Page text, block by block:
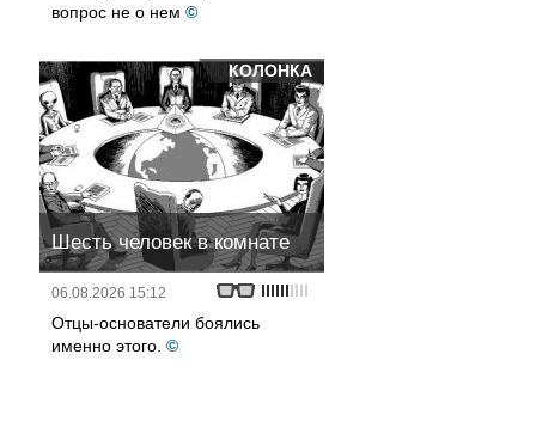
вопрос не о нем ©
КОЛОНКА
Шесть человек в комнате
06.08.2026 15:12
Отцы-основатели боялись
именно этого. ©